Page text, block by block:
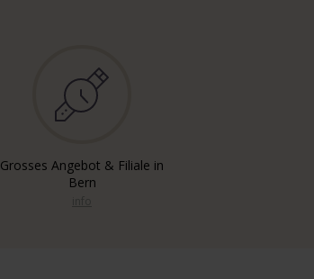
Grosses Angebot & Filiale in
Bern